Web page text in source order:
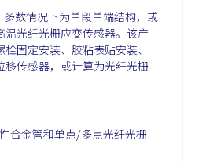
数情况下为单段单端结构，或
光纤光栅应变传感器。该产
固定安装、胶粘表贴安装、
传感器，或计算为光纤光栅
合金管和单点/多点光纤光栅